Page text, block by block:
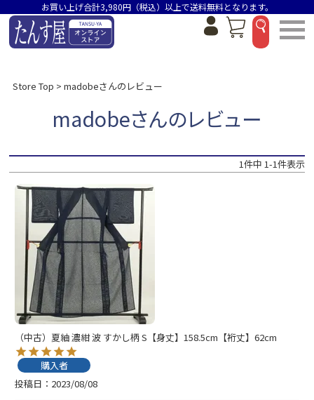
お買い上げ合計3,980円（税込）以上で送料無料となります。
Store Top madobeさんのレビュー
madobeさんのレビュー
1件中 1-1件表示
（中古）夏紬 濃紺 波 すかし柄 S【身丈】158.5cm【裄丈】62cm
購入者
投稿日
2023/08/08